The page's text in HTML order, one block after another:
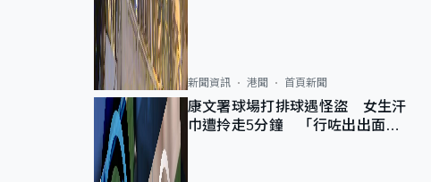
新聞資訊 港聞 首頁新聞
康文署球場打排球遇怪盜 女生汗
巾遭拎走5分鐘 「行咗出出面唔